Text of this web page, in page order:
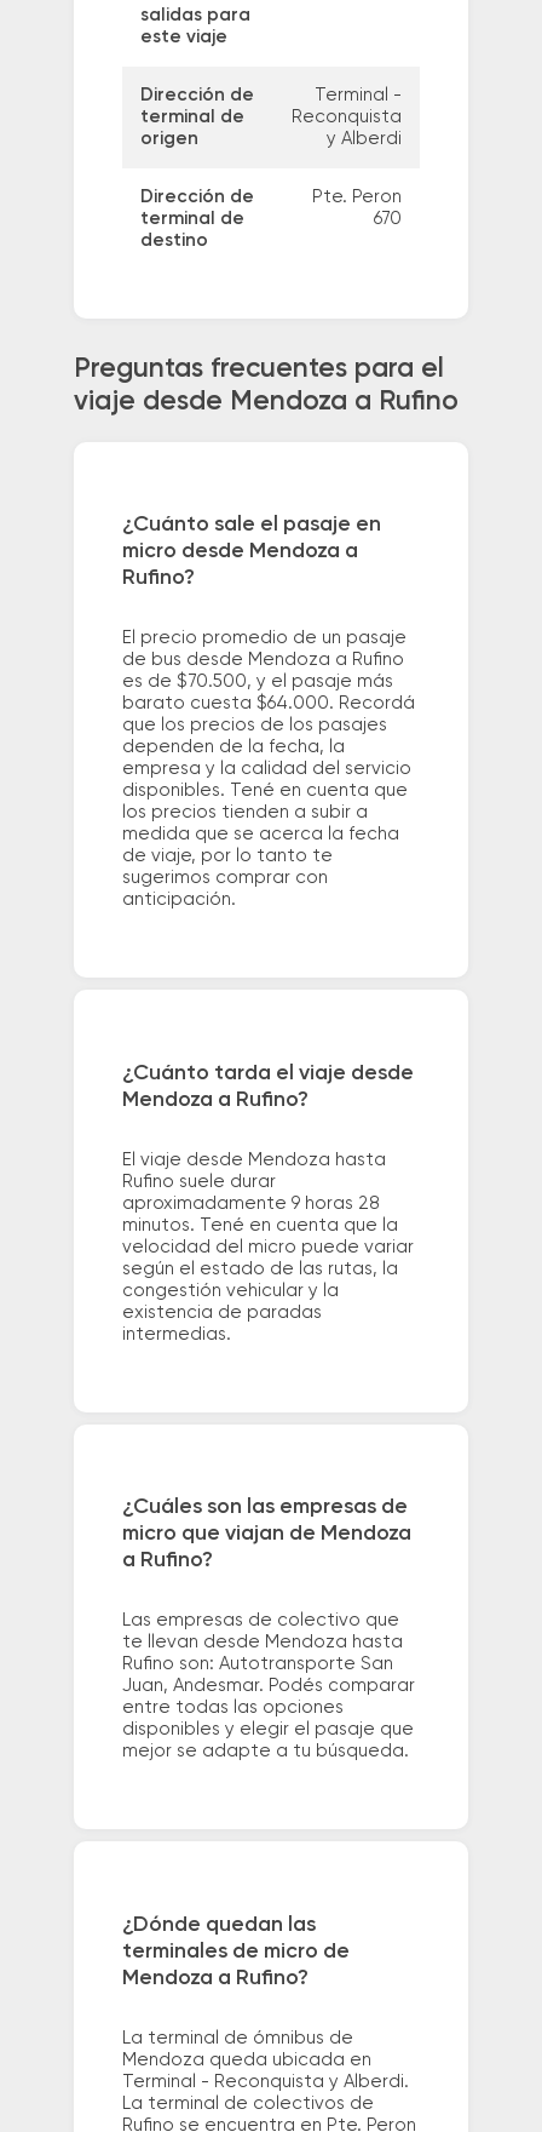
salidas para
este viaje
Dirección de
terminal de
origen
Terminal -
Reconquista
y Alberdi
Dirección de
terminal de
destino
Pte. Peron
670
Preguntas frecuentes para el
viaje desde Mendoza a Rufino
¿Cuánto sale el pasaje en
micro desde Mendoza a
Rufino?
El precio promedio de un pasaje
de bus desde Mendoza a Rufino
es de $70.500, y el pasaje más
barato cuesta $64.000. Recordá
que los precios de los pasajes
dependen de la fecha, la
empresa y la calidad del servicio
disponibles. Tené en cuenta que
los precios tienden a subir a
medida que se acerca la fecha
de viaje, por lo tanto te
sugerimos comprar con
anticipación.
¿Cuánto tarda el viaje desde
Mendoza a Rufino?
El viaje desde Mendoza hasta
Rufino suele durar
aproximadamente 9 horas 28
minutos. Tené en cuenta que la
velocidad del micro puede variar
según el estado de las rutas, la
congestión vehicular y la
existencia de paradas
intermedias.
¿Cuáles son las empresas de
micro que viajan de Mendoza
a Rufino?
Las empresas de colectivo que
te llevan desde Mendoza hasta
Rufino son: Autotransporte San
Juan, Andesmar. Podés comparar
entre todas las opciones
disponibles y elegir el pasaje que
mejor se adapte a tu búsqueda.
¿Dónde quedan las
terminales de micro de
Mendoza a Rufino?
La terminal de ómnibus de
Mendoza queda ubicada en
Terminal - Reconquista y Alberdi.
La terminal de colectivos de
Rufino se encuentra en Pte. Peron